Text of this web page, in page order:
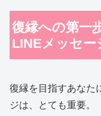
復縁への第一
LINEメッセー
復縁を目指すあなた
ジは、とても重要。